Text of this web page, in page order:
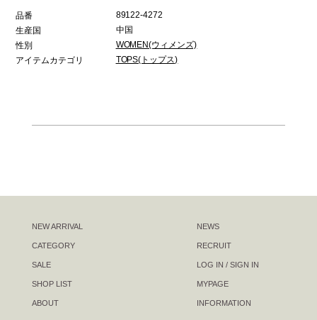
品番
89122-4272
生産国
中国
性別
WOMEN(ウィメンズ)
アイテムカテゴリ
TOPS(トップス)
NEW ARRIVAL
CATEGORY
SALE
SHOP LIST
ABOUT
NEWS
RECRUIT
LOG IN / SIGN IN
MYPAGE
INFORMATION